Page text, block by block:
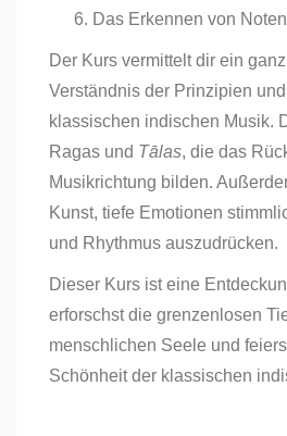
Das Erkennen von
Der Kurs vermittelt dir ein
Verständnis der Prinzipien
klassischen indischen Musik.
Ragas und Tālas, die das
Musikrichtung bilden.
Kunst, tiefe Emotionen
und Rhythmus auszudrücken.
Dieser Kurs ist eine
erforschst die grenzenlosen
menschlichen Seele und
Schönheit der klassischen